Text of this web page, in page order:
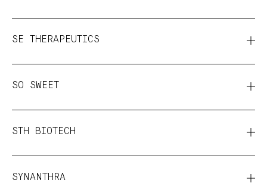
SE THERAPEUTICS
SO SWEET
STH BIOTECH
SYNANTHRA